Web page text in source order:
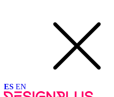
ES EN